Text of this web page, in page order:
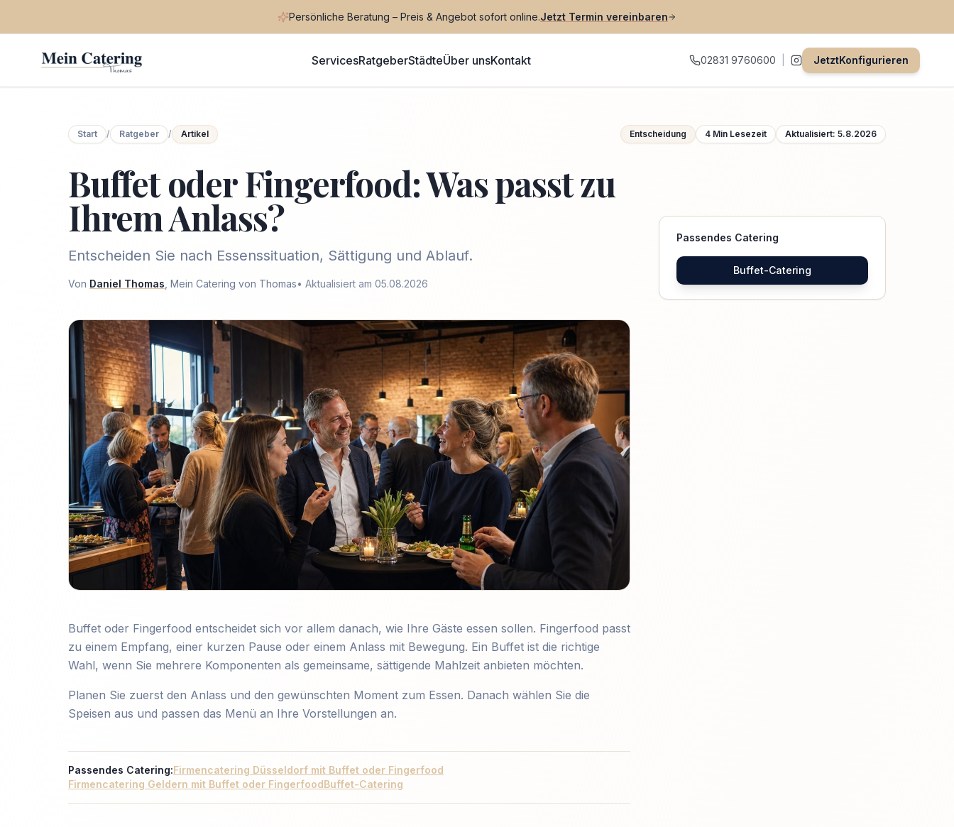
Persönliche Beratung – Preis & Angebot sofort online.Jetzt Termin vereinbaren
ServicesRatgeberStädteÜber unsKontakt 02831 9760600 JetztKonfigurieren
Start / Ratgeber / Artikel Entscheidung 4 Min Lesezeit Aktualisiert: 5.8.2026
Buffet oder Fingerfood: Was passt zu
Ihrem Anlass?
Entscheiden Sie nach Essenssituation, Sättigung und Ablauf.
Von Daniel Thomas , Mein Catering von Thomas• Aktualisiert am 05.08.2026
Buffet oder Fingerfood entscheidet sich vor allem danach, wie Ihre Gäste essen sollen. Fingerfood passt
zu einem Empfang, einer kurzen Pause oder einem Anlass mit Bewegung. Ein Buffet ist die richtige
Wahl, wenn Sie mehrere Komponenten als gemeinsame, sättigende Mahlzeit anbieten möchten.
Planen Sie zuerst den Anlass und den gewünschten Moment zum Essen. Danach wählen Sie die
Speisen aus und passen das Menü an Ihre Vorstellungen an.
Passendes Catering:Firmencatering Düsseldorf mit Buffet oder Fingerfood
Firmencatering Geldern mit Buffet oder FingerfoodBuffet-Catering
Passendes Catering
Buffet-Catering